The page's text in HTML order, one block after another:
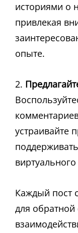
историями о
привлекая
опыте.
2.
устраивайте
Каждый пост
для обратной